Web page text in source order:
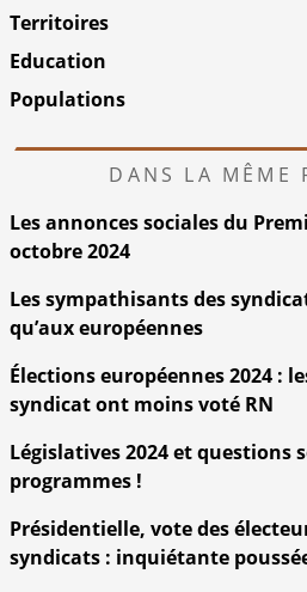
Territoires
Education
Populations
DANS LA MÊME
Les annonces sociales du
octobre 2024
Les sympathisants des
qu’aux européennes
Élections européennes 2024 :
syndicat ont moins voté RN
Législatives 2024 et questions
programmes !
Présidentielle, vote des
syndicats : inquiétante